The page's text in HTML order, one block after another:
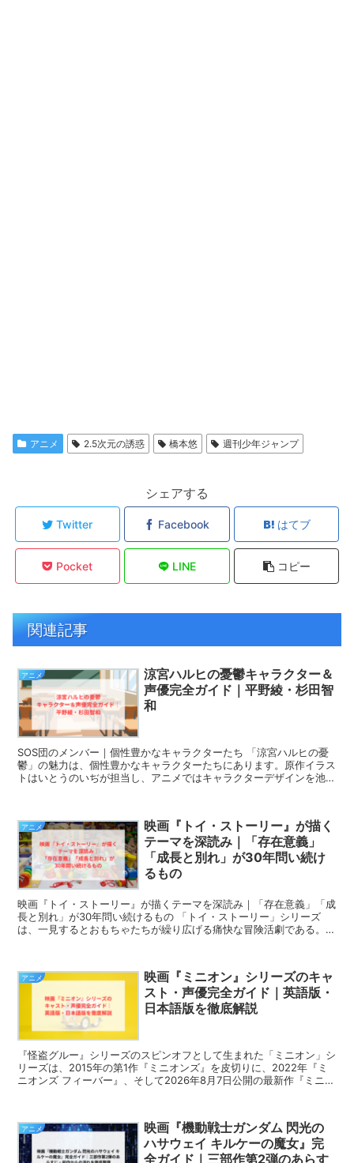
アニメ 2.5次元の誘惑 橋本悠 週刊少年ジャンプ
シェアする
Twitter Facebook はてブ
Pocket LINE コピー
関連記事
アニメ
涼宮ハルヒの憂鬱キャラクター＆
声優完全ガイド｜平野綾・杉田智
和
SOS団のメンバー｜個性豊かなキャラクターたち 「涼宮ハルヒの憂
鬱」の魅力は、個性豊かなキャラクターたちにあります。原作イラス
トはいとうのいぢが担当し、アニメではキャラクターデザインを池田
アニメ
映画『トイ・ストーリー』が描く
テーマを深読み｜「存在意義」
「成長と別れ」が30年問い続け
るもの
映画『トイ・ストーリー』が描くテーマを深読み｜「存在意義」「成
長と別れ」が30年問い続けるもの 「トイ・ストーリー」シリーズ
は、一見するとおもちゃたちが繰り広げる痛快な冒険活劇である。し
アニメ
映画『ミニオン』シリーズのキャ
スト・声優完全ガイド｜英語版・
日本語版を徹底解説
『怪盗グルー』シリーズのスピンオフとして生まれた「ミニオン」シ
リーズは、2015年の第1作『ミニオンズ』を皮切りに、2022年『ミ
ニオンズ フィーバー』、そして2026年8月7日公開の最新作『ミニオ
アニメ
映画『機動戦士ガンダム 閃光の
ハサウェイ キルケーの魔女』完
全ガイド｜三部作第2弾のあらす